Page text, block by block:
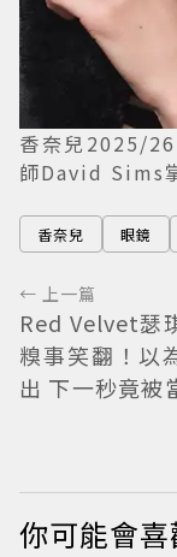
香奈兒2025/
師David Sims
香奈兒 眼鏡
← 上一篇
Red Velvet瑟
糗事笑翻！以
出 下一秒竟被
你可能會喜